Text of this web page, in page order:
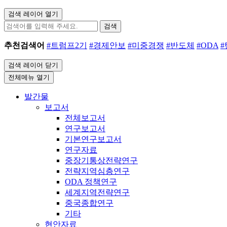
검색 레이어 열기
검색
추천검색어 #트럼프2기 #경제안보 #미중경쟁 #반도체 #ODA #
검색 레이어 닫기
전체메뉴 열기
발간물
보고서
전체보고서
연구보고서
기본연구보고서
연구자료
중장기통상전략연구
전략지역심층연구
ODA 정책연구
세계지역전략연구
중국종합연구
기타
현안자료